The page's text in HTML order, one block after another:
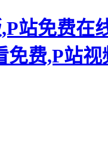
站免费在
免费,P站视